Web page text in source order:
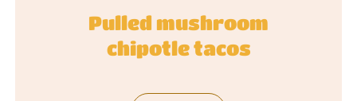
Pulled mushroom
chipotle tacos